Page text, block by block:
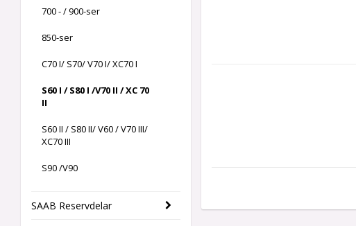
700 - / 900-ser
850-ser
C70 I/ S70/ V70 I/ XC70 I
S60 I / S80 I /V70 II / XC 70
II
S60 II / S80 II/ V60 / V70 III/
XC70 III
S90 /V90
SAAB Reservdelar